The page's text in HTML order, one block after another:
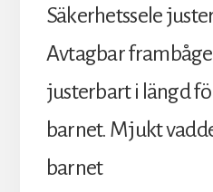
Säkerhetssele
Avtagbar
justerbart i längd
barnet. Mjukt
barnet